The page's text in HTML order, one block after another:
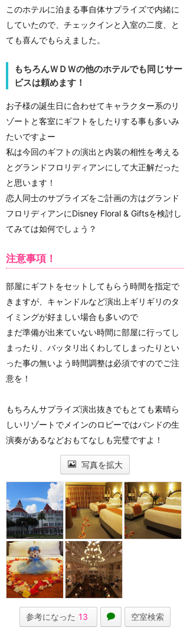
このホテルに泊まる事自体サプライズで内緒に
していたので、チェックインと入室の二度、と
ても喜んでもらえました。
もちろんＷＤＷの他のホテルでも同じサー
ビスは頼めます！
お子様の誕生日に合わせてキャラクター系のリ
ゾートと客室にギフトをしたりする事も多いみ
たいですよー
私は今回のギフトの演出と内装の相性を考える
とグランドフロリディアンにして大正解だった
と思います！
恋人同士のサプライズをご計画の方はグランド
フロリディアンにDisney Floral & Giftsを検討し
てみては如何でしょう？
注意事項！
部屋にギフトをセットしてもらう時間を指定で
きますが、キャンドルなど演出上ギリギリのタ
イミングが好ましい場合も多いので
まだ準備が出来ていない時間に部屋に行ってし
まったり、バッタリ出くわしてしまったりとい
った事の無いよう時間調整は必須ですのでご注
意を！
もちろんサプライズ演出抜きでもとても素晴ら
しいリゾートでメインのロビーではバンドの生
演奏があるなどおもてなしも完璧ですよ！
写真を拡大
参考になった 13 空室検索